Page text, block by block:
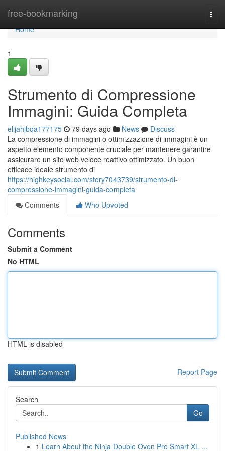
free-bookmarking
Home
Home
1
Strumento di Compressione
Immagini: Guida Completa
elijahjbqa177175 79 days ago News
Discuss
La compressione di immagini o ottimizzazione di immagini è un
aspetto elemento componente cruciale per mantenere garantire
assicurare un sito web veloce reattivo ottimizzato. Un buon
efficace ideale strumento di
https://highkeysocial.com/story7043739/strumento-di-
compressione-immagini-guida-completa
Comments
Who Upvoted
Comments
Submit a Comment
No HTML
HTML is disabled
Report Page
Search
Go
Published News
1 Learn About the Ninja Double Oven Pro Smart XL ...